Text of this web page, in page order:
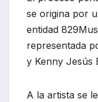
se origina por
entidad
representada
y Kenny Jesús
A la artista se